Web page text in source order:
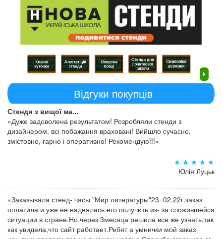
Відгуки покупців
Стенди з вищої ма...
«Дуже задоволена результатом! Розробляли стенди з
дизайнером, всі побажання враховані! Вийшло сучасно,
змістовно, гарно і оперативно! Рекомендую!!!»
Юлія Луцьк
«Заказывала стенд- часы "Мир литературы"23. 02.22г.заказ
оплатила и уже не надеялась его получить из- за сложившейся
ситуации в стране.Но через 3месяца решила все же узнать,так
как увидела,что сайт работает.Ребят а умнички мой заказ